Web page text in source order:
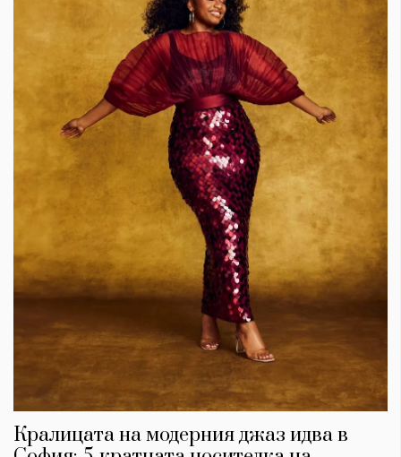
Кралицата на модерния джаз идва в